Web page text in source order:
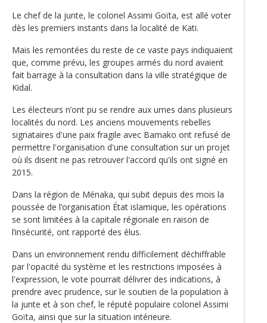
Le chef de la junte, le colonel Assimi Goïta, est allé voter
dès les premiers instants dans la localité de Kati.
Mais les remontées du reste de ce vaste pays indiquaient
que, comme prévu, les groupes armés du nord avaient
fait barrage à la consultation dans la ville stratégique de
Kidal.
Les électeurs n’ont pu se rendre aux urnes dans plusieurs
localités du nord. Les anciens mouvements rebelles
signataires d'une paix fragile avec Bamako ont refusé de
permettre l'organisation d'une consultation sur un projet
où ils disent ne pas retrouver l'accord qu'ils ont signé en
2015.
Dans la région de Ménaka, qui subit depuis des mois la
poussée de l’organisation État islamique, les opérations
se sont limitées à la capitale régionale en raison de
l’insécurité, ont rapporté des élus.
Dans un environnement rendu difficilement déchiffrable
par l'opacité du système et les restrictions imposées à
l'expression, le vote pourrait délivrer des indications, à
prendre avec prudence, sur le soutien de la population à
la junte et à son chef, le réputé populaire colonel Assimi
Goïta, ainsi que sur la situation intérieure.